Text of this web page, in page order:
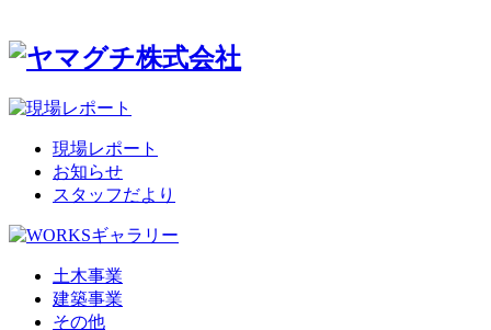
現場レポート
お知らせ
スタッフだより
土木事業
建築事業
その他